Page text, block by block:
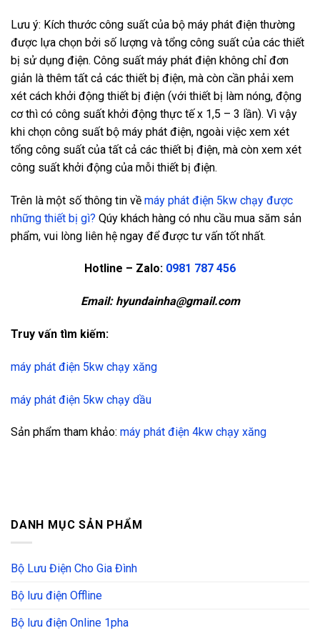
Lưu ý: Kích thước công suất của bộ máy phát điện thường
được lựa chọn bởi số lượng và tổng công suất của các thiết
bị sử dụng điện. Công suất máy phát điện không chỉ đơn
giản là thêm tất cả các thiết bị điện, mà còn cần phải xem
xét cách khởi động thiết bị điện (với thiết bị làm nóng, động
cơ thì có công suất khởi động thực tế x 1,5 – 3 lần). Vì vậy
khi chọn công suất bộ máy phát điện, ngoài việc xem xét
tổng công suất của tất cả các thiết bị điện, mà còn xem xét
công suất khởi động của mỗi thiết bị điện.
Trên là một số thông tin về máy phát điện 5kw chạy được
những thiết bị gì? Qúy khách hàng có nhu cầu mua săm sản
phẩm, vui lòng liên hệ ngay để được tư vấn tốt nhất.
Hotline – Zalo: 0981 787 456
Email: hyundainha@gmail.com
Truy vấn tìm kiếm:
máy phát điện 5kw chạy xăng
máy phát điện 5kw chạy dầu
Sản phẩm tham khảo: máy phát điện 4kw chạy xăng
DANH MỤC SẢN PHẨM
Bộ Lưu Điện Cho Gia Đình
Bộ lưu điện Offline
Bộ lưu điện Online 1pha